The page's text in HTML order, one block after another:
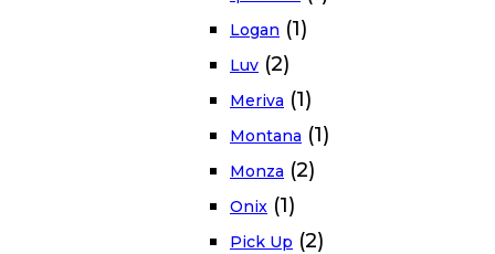
Logan (1)
Luv (2)
Meriva (1)
Montana (1)
Monza (2)
Onix (1)
Pick Up (2)